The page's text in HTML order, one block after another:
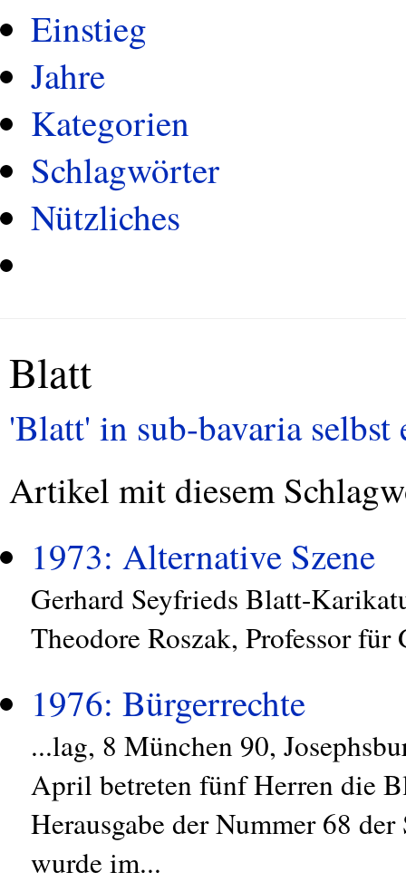
Einstieg
Jahre
Kategorien
Schlagwörter
Nützliches
Blatt
'Blatt' in sub-bavaria selbst
Artikel mit diesem
1973: Alternative Szene
Gerhard Seyfrieds Blatt-
Theodore Roszak, Professor
1976: Bürgerrechte
...lag, 8 München 90,
April betreten fünf Herren die
Herausgabe der Nummer 68
wurde im...